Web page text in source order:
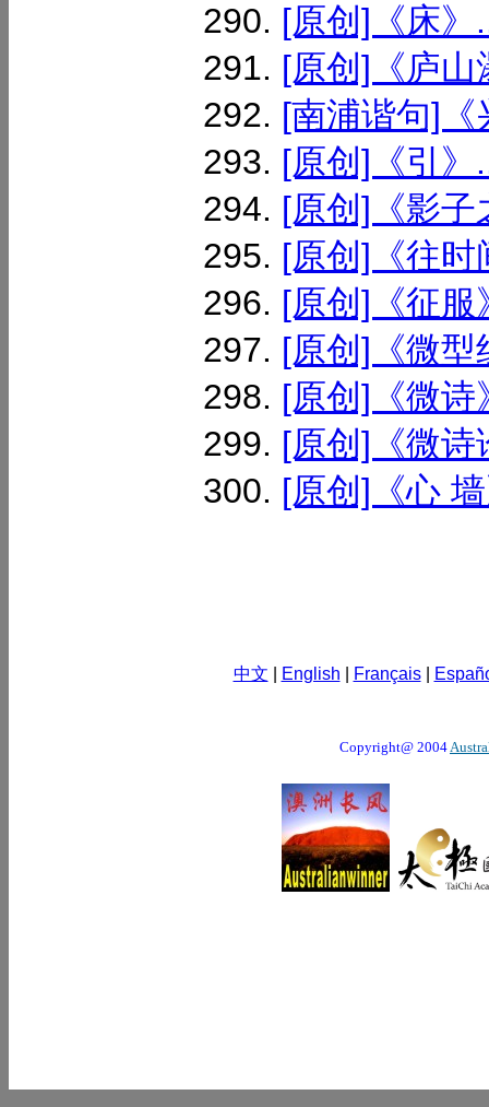
[原创]《床》
[原创]《庐山
[南浦谐句]《
[原创]《引》
[原创]《影子
[原创]《往时
[原创]《征服
[原创]《微型
[原创]《微诗
[原创]《微诗
[原创]《心